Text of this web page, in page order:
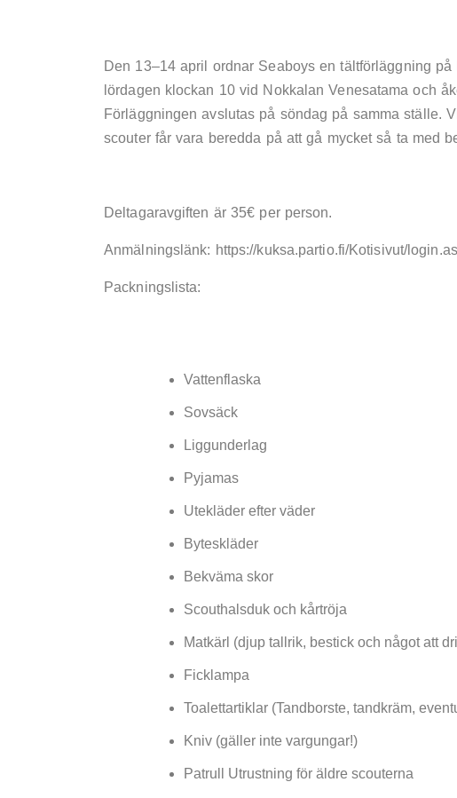
Den 13–14 april ordnar Seaboys en tältförläggning
lördagen klockan 10 vid Nokkalan Venesatama och
Förläggningen avslutas på söndag på samma ställe.
scouter får vara beredda på att gå mycket så ta med
Deltagaravgiften är 35€ per person.
Anmälningslänk: https://kuksa.partio.fi/Kotisivut/
Packningslista:
Vattenflaska
Sovsäck
Liggunderlag
Pyjamas
Utekläder efter väder
Byteskläder
Bekväma skor
Scouthalsduk och kårtröja
Matkärl (djup tallrik, bestick och något att
Ficklampa
Toalettartiklar (Tandborste, tandkräm,
Kniv (gäller inte vargungar!)
Patrull Utrustning för äldre scouterna